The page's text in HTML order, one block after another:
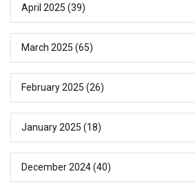
April 2025 (39)
March 2025 (65)
February 2025 (26)
January 2025 (18)
December 2024(40)